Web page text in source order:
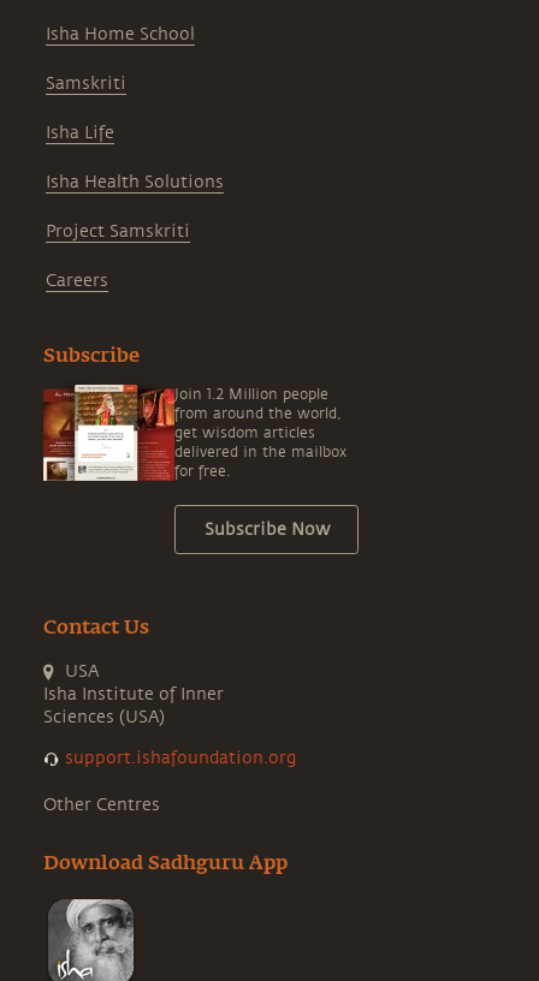
Isha Home School
Samskriti
Isha Life
Isha Health Solutions
Project Samskriti
Careers
Subscribe
Join 1.2 Million people
from around the world,
get wisdom articles
delivered in the mailbox
for free.
Subscribe Now
Contact Us
USA
Isha Institute of Inner
Sciences (USA)
support.ishafoundation.org
Other Centres
Download Sadhguru App